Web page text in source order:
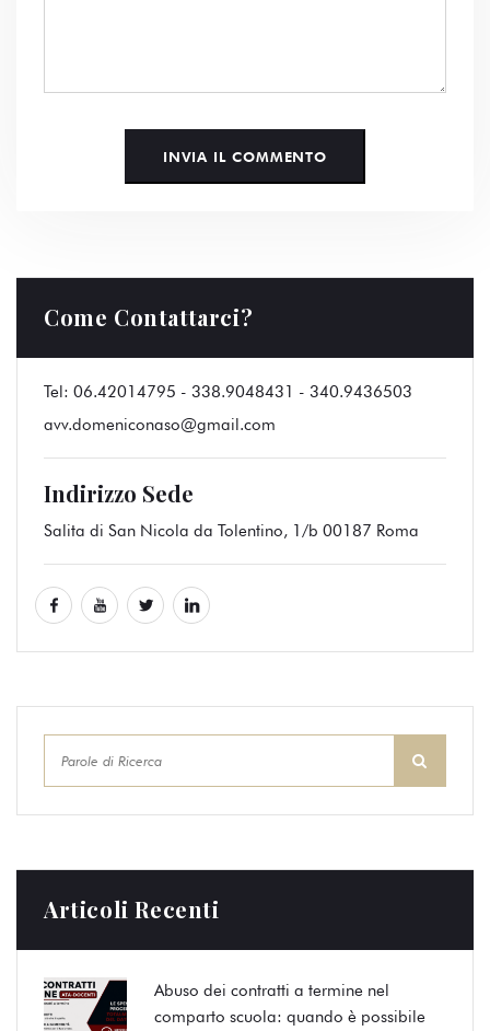
Come Contattarci?
Tel: 06.42014795 - 338.9048431 - 340.9436503
avv.domeniconaso@gmail.com
Indirizzo Sede
Salita di San Nicola da Tolentino, 1/b 00187 Roma
Articoli Recenti
Abuso dei contratti a termine nel
comparto scuola: quando è possibile